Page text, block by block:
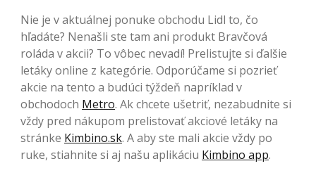
Nie je v aktuálnej ponuke obchodu Lidl to, čo
hľadáte? Nenašli ste tam ani produkt Bravčová
roláda v akcii? To vôbec nevadí! Prelistujte si ďalšie
letáky online z kategórie. Odporúčame si pozrieť
akcie na tento a budúci týždeň napríklad v
obchodoch Metro. Ak chcete ušetriť, nezabudnite si
vždy pred nákupom prelistovať akciové letáky na
stránke Kimbino.sk. A aby ste mali akcie vždy po
ruke, stiahnite si aj našu aplikáciu Kimbino app.